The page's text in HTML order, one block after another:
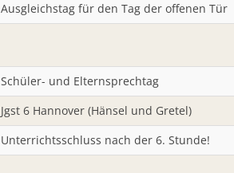
Ausgleichstag für den Tag der offenen Tür
Schüler- und Elternsprechtag
Jgst 6 Hannover (Hänsel und Gretel)
Unterrichtsschluss nach der 6. Stunde!